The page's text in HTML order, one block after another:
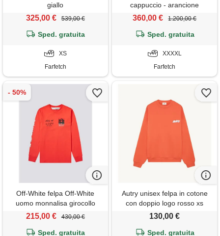
giallo
325,00 € 539,00 €
Sped. gratuita
XS
Farfetch
cappuccio - arancione
360,00 € 1.200,00 €
Sped. gratuita
XXXXL
Farfetch
Off-White felpa Off-White
uomo monnalisa girocollo
rosso
215,00 € 430,00 €
Sped. gratuita
Autry unisex felpa in cotone
con doppio logo rosso xs
130,00 €
Sped. gratuita